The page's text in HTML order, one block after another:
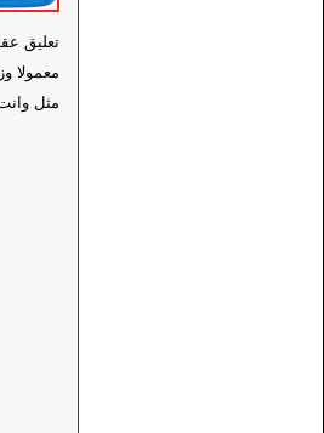
تعلیق
معمولا
مثل